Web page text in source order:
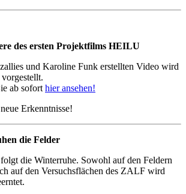
des ersten Projektfilms HEILU
und Karoline Funk erstellten Video wird
ab sofort hier ansehen!
Erkenntnisse!
die Felder
die Winterruhe. Sowohl auf den Feldern
auf den Versuchsflächen des ZALF wird